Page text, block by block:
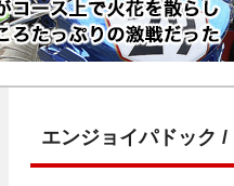
エンジョイパドック